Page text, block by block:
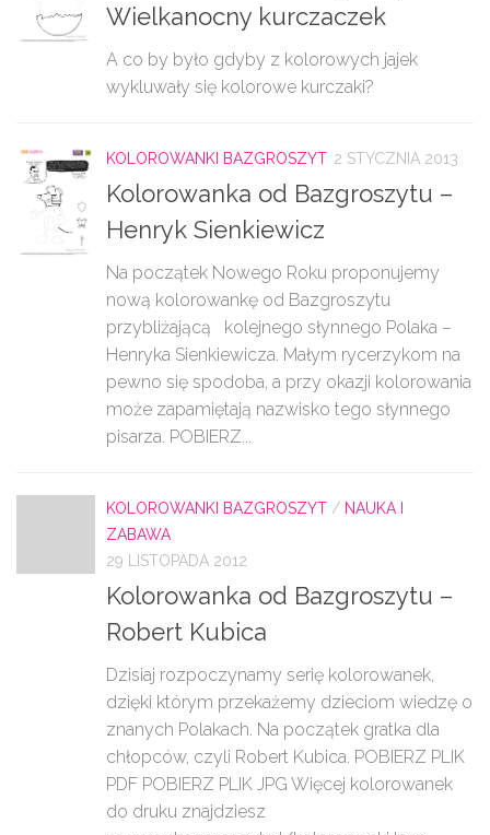
Wielkanocny kurczaczek
A co by było gdyby z kolorowych jajek
wykluwały się kolorowe kurczaki?
KOLOROWANKI BAZGROSZYT 2 STYCZNIA 2013
Kolorowanka od Bazgroszytu –
Henryk Sienkiewicz
Na początek Nowego Roku proponujemy
nową kolorowankę od Bazgroszytu
przybliżającą kolejnego słynnego Polaka –
Henryka Sienkiewicza. Małym rycerzykom na
pewno się spodoba, a przy okazji kolorowania
może zapamiętają nazwisko tego słynnego
pisarza. POBIERZ...
KOLOROWANKI BAZGROSZYT / NAUKA I
ZABAWA
29 LISTOPADA 2012
Kolorowanka od Bazgroszytu –
Robert Kubica
Dzisiaj rozpoczynamy serię kolorowanek,
dzięki którym przekażemy dzieciom wiedzę o
znanych Polakach. Na początek gratka dla
chłopców, czyli Robert Kubica. POBIERZ PLIK
PDF POBIERZ PLIK JPG Więcej kolorowanek
do druku znajdziesz